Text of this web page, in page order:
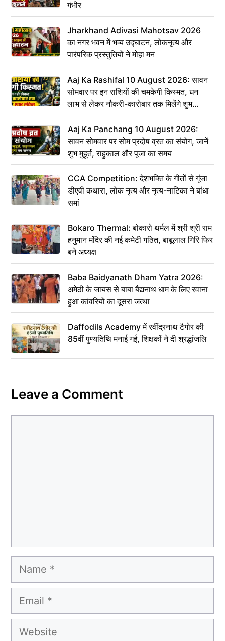
गंभीर
Jharkhand Adivasi Mahotsav 2026
का नगर भवन में भव्य उद्घाटन, लोकनृत्य और
पारंपरिक प्रस्तुतियों ने मोहा मन
Aaj Ka Rashifal 10 August 2026: सावन
सोमवार पर इन राशियों की चमकेगी किस्मत, धन
लाभ से लेकर नौकरी-कारोबार तक मिलेंगे शुभ
संकेत
Aaj Ka Panchang 10 August 2026:
सावन सोमवार पर सोम प्रदोष व्रत का संयोग, जानें
शुभ मुहूर्त, राहुकाल और पूजा का समय
CCA Competition: देशभक्ति के गीतों से गूंजा
डीएवी कथारा, लोक नृत्य और नृत्य-नाटिका ने बांधा
समां
Bokaro Thermal: बोकारो थर्मल में श्री श्री राम
हनुमान मंदिर की नई कमेटी गठित, बाबूलाल गिरि फिर
बने अध्यक्ष
Baba Baidyanath Dham Yatra 2026:
अमेठी के जायस से बाबा बैद्यनाथ धाम के लिए रवाना
हुआ कांवरियों का दूसरा जत्था
Daffodils Academy में रवींद्रनाथ टैगोर की
85वीं पुण्यतिथि मनाई गई, शिक्षकों ने दी श्रद्धांजलि
Leave a Comment
Name
Email
Website